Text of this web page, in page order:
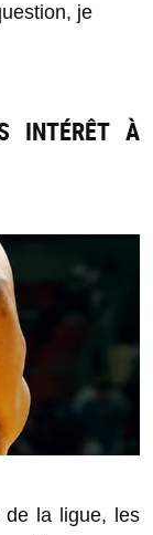
je
INTÉRÊT À
de la ligue, les